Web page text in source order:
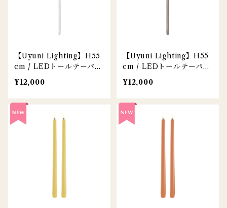
【Uyuni Lighting】H55
cm / LEDトールテーパー
キャンドル / ノルディッ
クホワイト / 1本
¥12,000
【Uyuni Lighting】H55
cm / LEDトールテーパー
キャンドル / サンドスト
ーン / 1本
¥12,000